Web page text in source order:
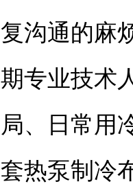
复沟通的麻
期专业技术
局、日常用
套热泵制冷